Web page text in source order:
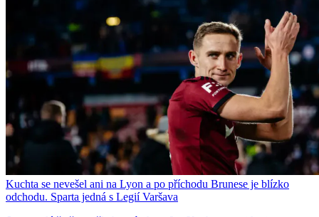
Kuchta se nevešel ani na Lyon a po příchodu Brunese je blízko
odchodu. Sparta jedná s Legií Varšava